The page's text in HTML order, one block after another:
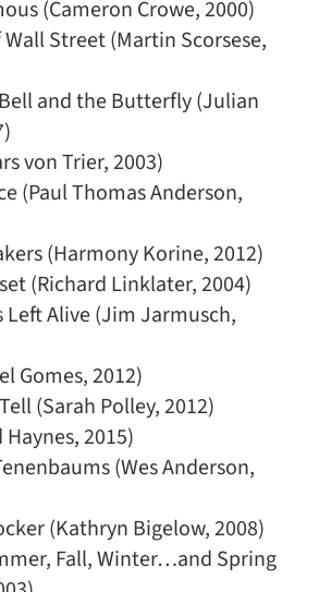
(Cameron Crowe, 2000)
Street (Martin Scorsese,
and the Butterfly (Julian
von Trier, 2003)
(Paul Thomas Anderson,
(Harmony Korine, 2012)
(Richard Linklater, 2004)
Left Alive (Jim Jarmusch,
Gomes, 2012)
(Sarah Polley, 2012)
2015)
(Wes Anderson,
(Kathryn Bigelow, 2008)
Fall, Winter…and Spring